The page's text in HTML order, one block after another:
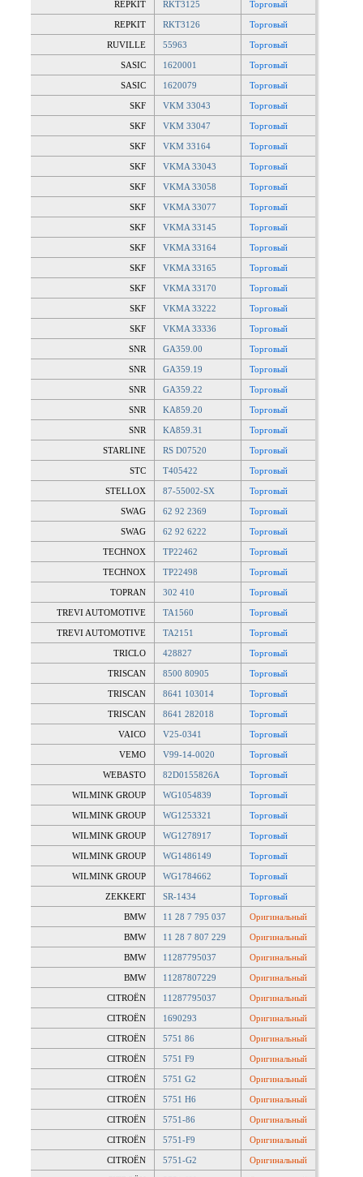
REPKIT RKT3125 Торговый
REPKIT RKT3126 Торговый
RUVILLE 55963 Торговый
SASIC 1620001 Торговый
SASIC 1620079 Торговый
SKF VKM 33043 Торговый
SKF VKM 33047 Торговый
SKF VKM 33164 Торговый
SKF VKMA 33043 Торговый
SKF VKMA 33058 Торговый
SKF VKMA 33077 Торговый
SKF VKMA 33145 Торговый
SKF VKMA 33164 Торговый
SKF VKMA 33165 Торговый
SKF VKMA 33170 Торговый
SKF VKMA 33222 Торговый
SKF VKMA 33336 Торговый
SNR GA359.00 Торговый
SNR GA359.19 Торговый
SNR GA359.22 Торговый
SNR KA859.20 Торговый
SNR KA859.31 Торговый
STARLINE RS D07520 Торговый
STC T405422 Торговый
STELLOX 87-55002-SX Торговый
SWAG 62 92 2369 Торговый
SWAG 62 92 6222 Торговый
TECHNOX TP22462 Торговый
TECHNOX TP22498 Торговый
TOPRAN 302 410 Торговый
TREVI AUTOMOTIVE TA1560 Торговый
TREVI AUTOMOTIVE TA2151 Торговый
TRICLO 428827 Торговый
TRISCAN 8500 80905 Торговый
TRISCAN 8641 103014 Торговый
TRISCAN 8641 282018 Торговый
VAICO V25-0341 Торговый
VEMO V99-14-0020 Торговый
WEBASTO 82D0155826A Торговый
WILMINK GROUP WG1054839 Торговый
WILMINK GROUP WG1253321 Торговый
WILMINK GROUP WG1278917 Торговый
WILMINK GROUP WG1486149 Торговый
WILMINK GROUP WG1784662 Торговый
ZEKKERT SR-1434 Торговый
BMW 11 28 7 795 037 Оригинальный
BMW 11 28 7 807 229 Оригинальный
BMW 11287795037 Оригинальный
BMW 11287807229 Оригинальный
CITROËN 11287795037 Оригинальный
CITROËN 1690293 Оригинальный
CITROËN 5751 86 Оригинальный
CITROËN 5751 F9 Оригинальный
CITROËN 5751 G2 Оригинальный
CITROËN 5751 H6 Оригинальный
CITROËN 5751-86 Оригинальный
CITROËN 5751-F9 Оригинальный
CITROËN 5751-G2 Оригинальный